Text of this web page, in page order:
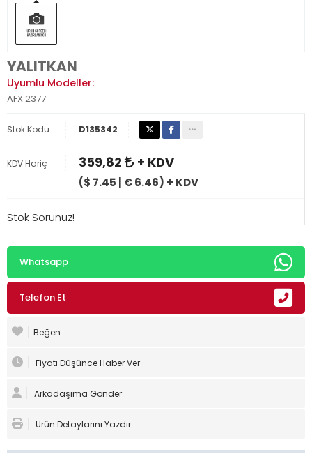
YALITKAN
Uyumlu Modeller:
AFX 2377
Stok Kodu D135342
KDV Hariç 359,82 + KDV
($ 7.45 | € 6.46) + KDV
Stok Sorunuz!
Whatsapp
Telefon Et
Beğen
Fiyatı Düşünce Haber Ver
Arkadaşıma Gönder
Ürün Detaylarını Yazdır